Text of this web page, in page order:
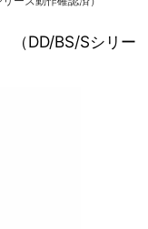
（DD/BS/Sシリー